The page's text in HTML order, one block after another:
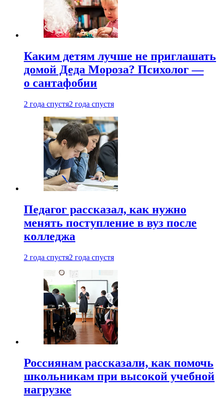
Каким детям лучше не приглашать
домой Деда Мороза? Психолог —
о сантафобии
2 года спустя2 года спустя
Педагог рассказал, как нужно
менять поступление в вуз после
колледжа
2 года спустя2 года спустя
Россиянам рассказали, как помочь
школьникам при высокой учебной
нагрузке